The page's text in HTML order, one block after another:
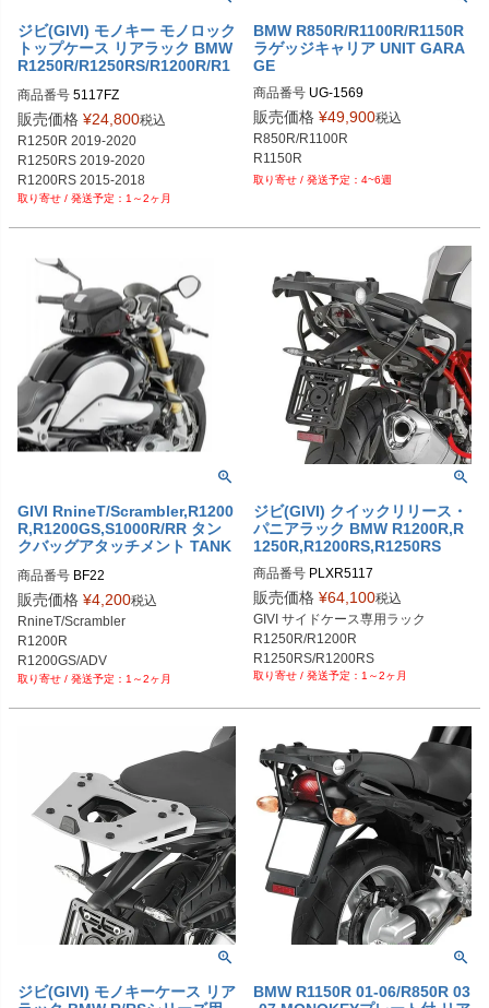
ジビ(GIVI) モノキー モノロック
トップケース リアラック BMW
R1250R/R1250RS/R1200R/R1
商品番号 5117FZ
販売価格 ¥24,800税込
R1250R 2019-2020
R1250RS 2019-2020
R1200RS 2015-2018
R1200R 2015-20181～2ヶ月
BMW R850R/R1100R/R1150R
ラゲッジキャリア UNIT GARA
GE
商品番号 UG-1569
M品番：1569
販売価格 ¥49,900税込
R850R/R1100R
R1150R
4~6週
GIVI RnineT/Scrambler,R1200
R,R1200GS,S1000R/RR タン
クバッグアタッチメント TANK
商品番号 BF22
販売価格 ¥4,200税込
RnineT/Scrambler
R1200R
R1200GS/ADV
S1000R/RR
1～2ヶ月
ジビ(GIVI) クイックリリース・
パニアラック BMW R1200R,R
1250R,R1200RS,R1250RS
商品番号 PLXR5117
販売価格 ¥64,100税込
GIVI サイドケース専用ラック
R1250R/R1200R
R1250RS/R1200RS
1～2ヶ月
ジビ(GIVI) モノキーケース リア
BMW R1150R 01-06/R850R 03